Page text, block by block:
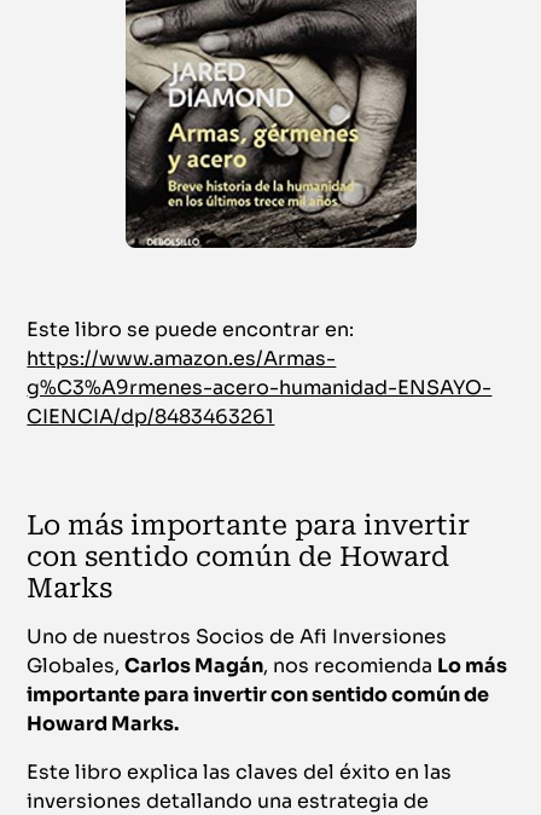
Este libro se puede encontrar en:
https://www.amazon.es/Armas-
g%C3%A9rmenes-acero-humanidad-ENSAYO-
CIENCIA/dp/8483463261
Lo más importante para invertir
con sentido común de Howard
Marks
Uno de nuestros Socios de Afi Inversiones
Globales,Carlos Magán, nos recomienda Lo más
importante para invertir con sentido común de
Howard Marks.
Este libro explica las claves del éxito en las
inversiones detallando una estrategia de